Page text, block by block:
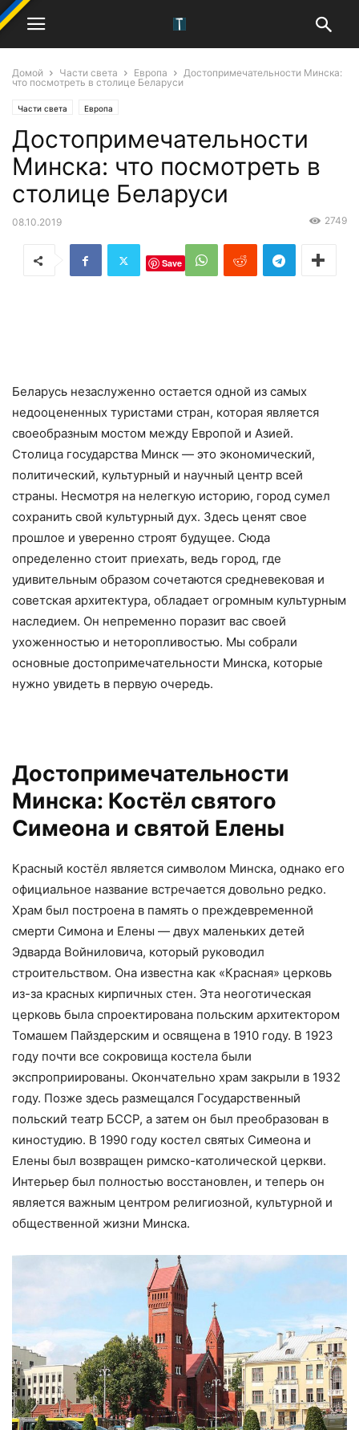
Домой Части света Европа
Достопримечательности Минска:
что посмотреть в столице Беларуси
Части света Европа
Достопримечательности
Минска: что посмотреть в
столице Беларуси
08.10.2019 2749
Save
Беларусь незаслуженно остается одной из самых
недооцененных туристами стран, которая является
своеобразным мостом между Европой и Азией.
Столица государства Минск — это экономический,
политический, культурный и научный центр всей
страны. Несмотря на нелегкую историю, город сумел
сохранить свой культурный дух. Здесь ценят свое
прошлое и уверенно строят будущее. Сюда
определенно стоит приехать, ведь город, где
удивительным образом сочетаются средневековая и
советская архитектура, обладает огромным культурным
наследием. Он непременно поразит вас своей
ухоженностью и неторопливостью. Мы собрали
основные достопримечательности Минска, которые
нужно увидеть в первую очередь.
Достопримечательности
Минска: Костёл святого
Симеона и святой Елены
Красный костёл является символом Минска, однако его
официальное название встречается довольно редко.
Храм был построена в память о преждевременной
смерти Симона и Елены — двух маленьких детей
Эдварда Войниловича, который руководил
строительством. Она известна как «Красная» церковь
из-за красных кирпичных стен. Эта неоготическая
церковь была спроектирована польским архитектором
Томашем Пайздерским и освящена в 1910 году. В 1923
году почти все сокровища костела были
экспроприированы. Окончательно храм закрыли в 1932
году. Позже здесь размещался Государственный
польский театр БССР, а затем он был преобразован в
киностудию. В 1990 году костел святых Симеона и
Елены был возвращен римско-католической церкви.
Интерьер был полностью восстановлен, и теперь он
является важным центром религиозной, культурной и
общественной жизни Минска.